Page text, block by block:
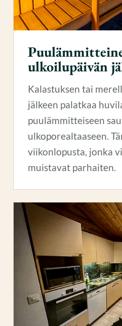
ulkoilupäivän
Kalastuksen tai
jälkeen palatkaa
puulämmitteiseen
ulkoporealtaaseen.
viikonlopusta, jonka
muistavat parhaiten.